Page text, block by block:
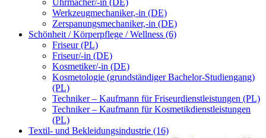
Uhrmacher/-in (DE)
Werkzeugmechaniker,-in (DE)
Zerspanungsmechaniker,-in (DE)
Schönheit / Körperpflege / Wellness (6)
Friseur (PL)
Friseur/-in (DE)
Kosmetiker/-in (DE)
Kosmetologie (grundständiger Bachelor-Studiengang)
(PL)
Techniker – Kaufmann für Friseurdienstleistungen (PL)
Techniker – Kaufmann für Kosmetikdienstleistungen
(PL)
Textil- und Bekleidungsindustrie (16)